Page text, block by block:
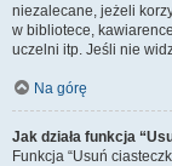
niezalecane, jeżeli
w bibliotece,
uczelni itp. Jeśli nie
Na górę
Jak działa funkcja
Funkcja “Usuń